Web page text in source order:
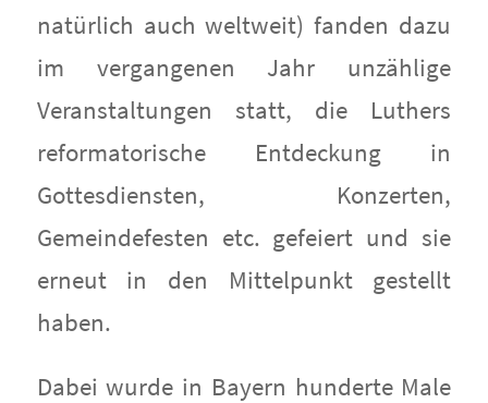
natürlich auch weltweit) fanden dazu
im vergangenen Jahr unzählige
Veranstaltungen statt, die Luthers
reformatorische Entdeckung in
Gottesdiensten, Konzerten,
Gemeindefesten etc. gefeiert und sie
erneut in den Mittelpunkt gestellt
haben.
Dabei wurde in Bayern hunderte Male